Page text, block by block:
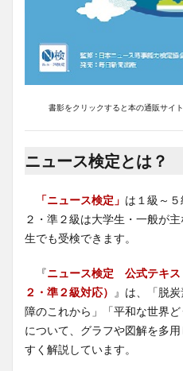
書影をクリックすると本の通販サイ
ニュース検定とは？
「ニュース検定」 は１級～
２・準２級は大学生・一般が
生でも受検できます。
『ニュース検定 公式テキス
２・準２級対応）
』は、「脱
障のこれから」「平和な世界
について、グラフや図解を多
すく解説しています。